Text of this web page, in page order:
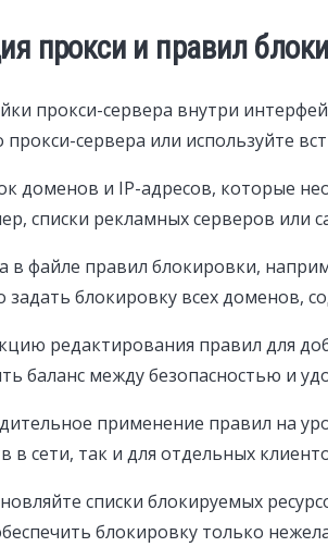
прокси и правил
прокси-сервера внутри
прокси-сервера или используйте
доменов и IP-адресов, которые
списки рекламных серверов
в файле правил блокировки,
блокировку всех доменов,
редактирования правил для
баланс между безопасностью и
применение правил на
в сети, так и для отдельных
списки блокируемых
блокировку только